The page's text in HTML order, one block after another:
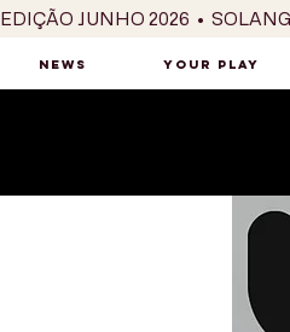
EDIÇÃO JUNHO 2026  •
NEWS YOUR PLAY